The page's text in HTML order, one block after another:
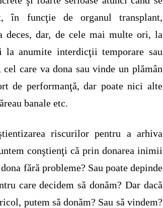
în funcţie de organul transplant,
deces, dar, de cele mai multe ori, la
anumite interdicţii temporare sau
cel care va dona sau vinde un plămân
de performanţă, dar poate nici alte
banale etc.
riscurilor pentru a arhiva
conştienţi că prin donarea inimii
fără probleme? Sau poate depinde
care decidem să donăm? Dar dacă
putem să donăm? Sau să vindem?